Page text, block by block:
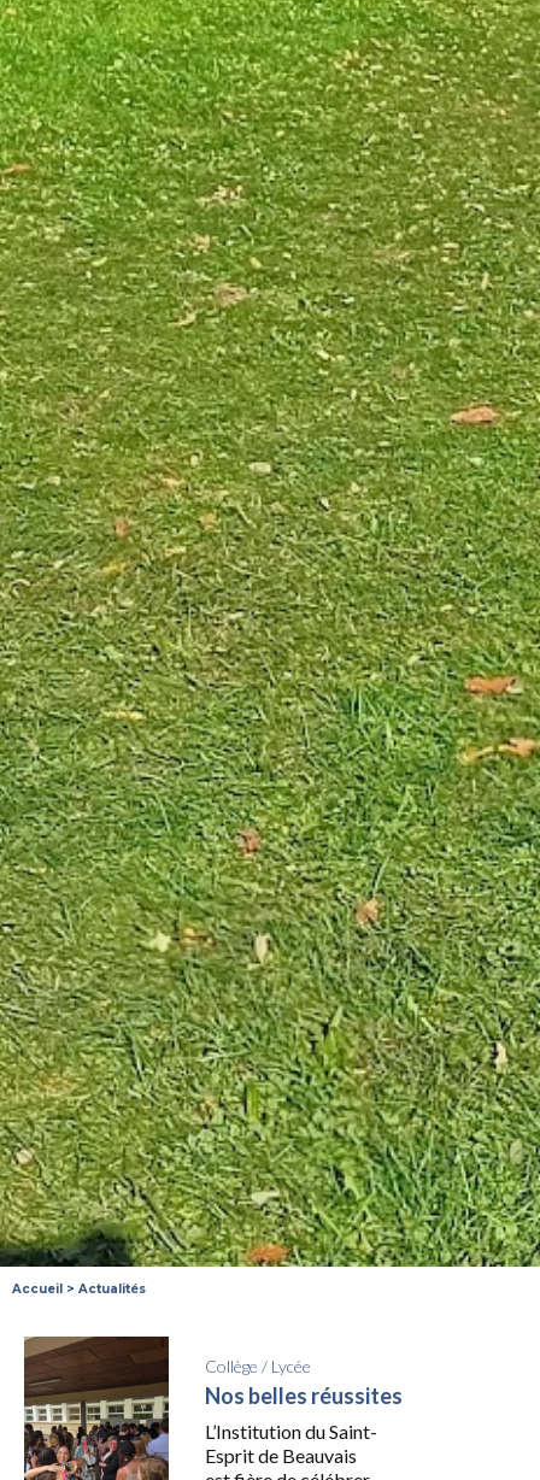
Accueil > Actualités
Collège / Lycée
Nos belles réussites
L’Institution du Saint-
Esprit de Beauvais